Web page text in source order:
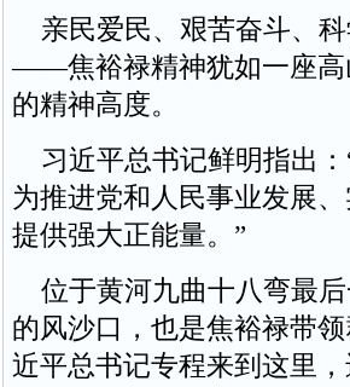
亲民爱民、艰苦奋斗、
——焦裕禄精神犹如一座高
的精神高度。
习近平总书记鲜明指出：
为推进党和人民事业发展
提供强大正能量。”
位于黄河九曲十八弯最
的风沙口，也是焦裕禄带
近平总书记专程来到这里